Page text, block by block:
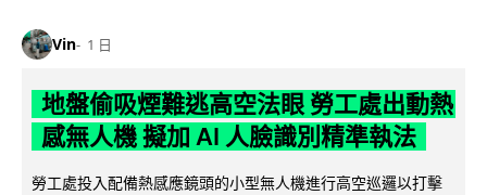
Vin 1 日
地盤偷吸煙難逃高空法眼 勞工處出動熱
感無人機 擬加 AI 人臉識別精準執法
勞工處投入配備熱感應鏡頭的小型無人機進行高空巡邏以打擊